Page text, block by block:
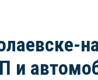
и